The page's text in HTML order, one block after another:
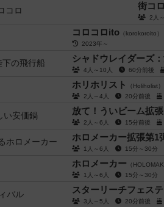
街コ
2人
コロコロito （korokoroito）
2023年～
シャドウレイダーズ
4人～10人
60分前後
ホリホリスト
（Holiholist）
2人～4人
20分前後
放て！ういビーム拡
2人～6人
15分前後
ホロメーカー拡張第1
1人～6人
15分～30分
ホロメーカー （
1人～6人
15分～30分
スターリーチフェス
3人～5人
20分前後